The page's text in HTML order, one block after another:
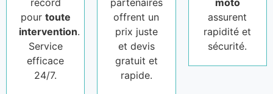
record
pour toute
intervention.
Service
efficace
24/7.
partenaires
offrent un
prix juste
et devis
gratuit et
rapide.
moto
assurent
rapidité et
sécurité.